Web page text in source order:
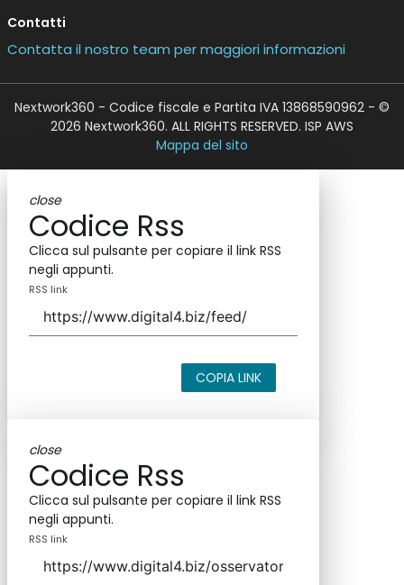
Contatti
Contatta il nostro team per maggiori informazioni
Nextwork360 - Codice fiscale e Partita IVA 13868590962 - ©
2026 Nextwork360. ALL RIGHTS RESERVED. ISP AWS
Mappa del sito
close
Codice Rss
Clicca sul pulsante per copiare il link RSS
negli appunti.
RSS link
COPIA LINK
close
Codice Rss
Clicca sul pulsante per copiare il link RSS
negli appunti.
RSS link